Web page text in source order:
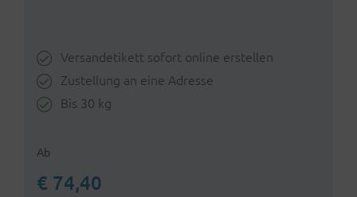
Versandetikett sofort online erstellen
Zustellung an eine Adresse
Bis 30 kg
Ab
€ 74,40